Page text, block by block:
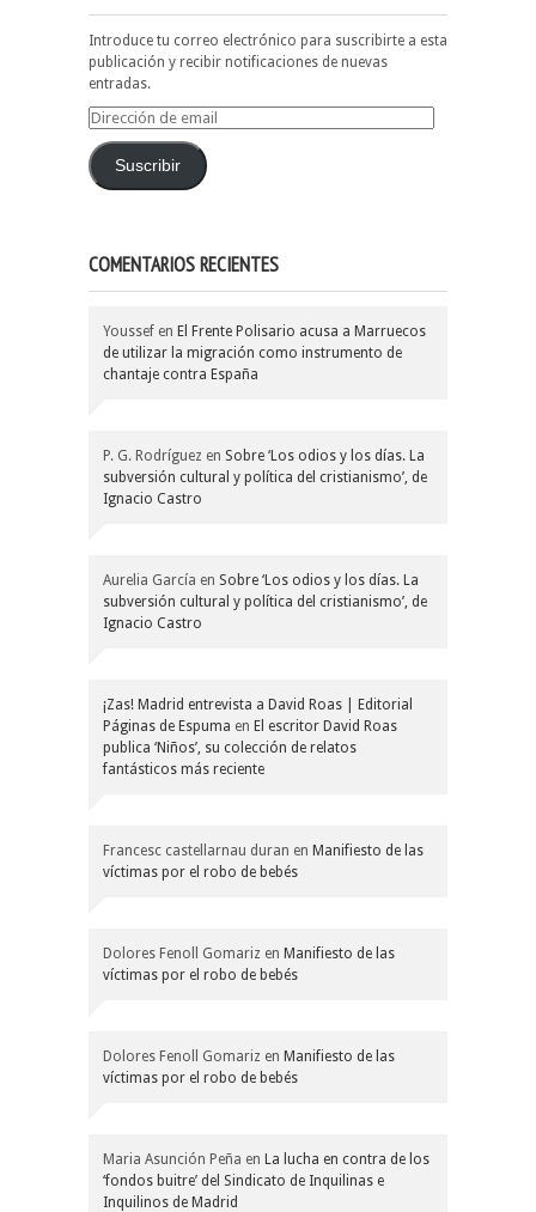
Introduce tu correo electrónico para suscribirte a esta
publicación y recibir notificaciones de nuevas
entradas.
Dirección
emailSuscribir
COMENTARIOS RECIENTES
Youssef en El Frente Polisario acusa a Marruecos
de utilizar la migración como instrumento de
chantaje contra España
P. G. Rodríguez en Sobre ‘Los odios y los días. La
subversión cultural y política del cristianismo’, de
Ignacio Castro
Aurelia García en Sobre ‘Los odios y los días. La
subversión cultural y política del cristianismo’, de
Ignacio Castro
¡Zas! Madrid entrevista a David Roas | Editorial
Páginas de Espuma en El escritor David Roas
publica ‘Niños’, su colección de relatos
fantásticos más reciente
Francesc castellarnau duran en Manifiesto de las
víctimas por el robo de bebés
Dolores Fenoll Gomariz en Manifiesto de las
víctimas por el robo de bebés
Dolores Fenoll Gomariz en Manifiesto de las
víctimas por el robo de bebés
Maria Asunción Peña en La lucha en contra de los
‘fondos buitre’ del Sindicato de Inquilinas e
Inquilinos de Madrid